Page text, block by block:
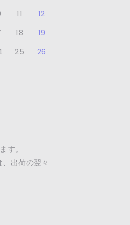
11
12
18
19
25 26
す。
出荷の翌々